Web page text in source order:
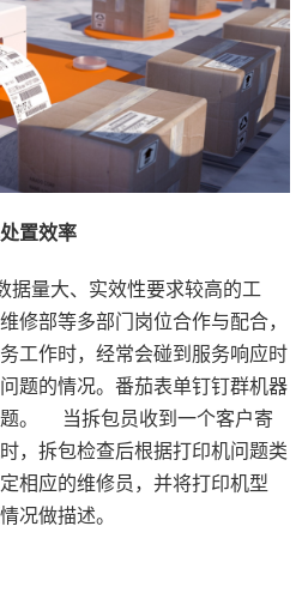
置效率
据量大、实效性要求较高的工
修部等多部门岗位合作与配合，
工作时，经常会碰到服务响应时
题的情况。番茄表单钉钉群机器
题。 当拆包员收到一个客户寄
，拆包检查后根据打印机问题类
相应的维修员，并将打印机型
情况做描述。